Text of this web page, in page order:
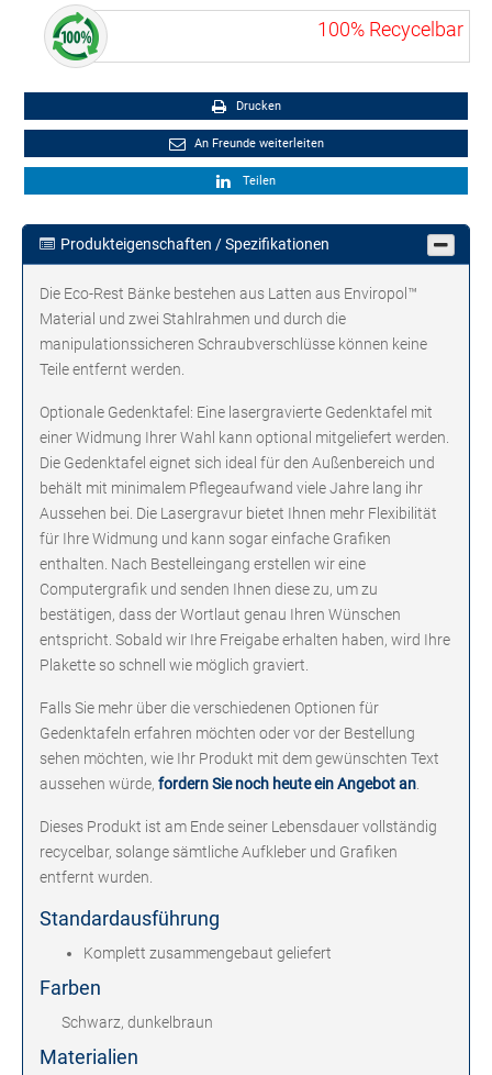
100% Recycelbar
Drucken
An Freunde weiterleiten
Teilen
Produkteigenschaften / Spezifikationen
Die Eco-Rest Bänke bestehen aus Latten aus Enviropol™
Material und zwei Stahlrahmen und durch die
manipulationssicheren Schraubverschlüsse können keine
Teile entfernt werden.
Optionale Gedenktafel: Eine lasergravierte Gedenktafel mit
einer Widmung Ihrer Wahl kann optional mitgeliefert werden.
Die Gedenktafel eignet sich ideal für den Außenbereich und
behält mit minimalem Pflegeaufwand viele Jahre lang ihr
Aussehen bei. Die Lasergravur bietet Ihnen mehr Flexibilität
für Ihre Widmung und kann sogar einfache Grafiken
enthalten. Nach Bestelleingang erstellen wir eine
Computergrafik und senden Ihnen diese zu, um zu
bestätigen, dass der Wortlaut genau Ihren Wünschen
entspricht. Sobald wir Ihre Freigabe erhalten haben, wird Ihre
Plakette so schnell wie möglich graviert.
Falls Sie mehr über die verschiedenen Optionen für
Gedenktafeln erfahren möchten oder vor der Bestellung
sehen möchten, wie Ihr Produkt mit dem gewünschten Text
aussehen würde, fordern Sie noch heute ein Angebot an.
Dieses Produkt ist am Ende seiner Lebensdauer vollständig
recycelbar, solange sämtliche Aufkleber und Grafiken
entfernt wurden.
Standardausführung
Komplett zusammengebaut geliefert
Farben
Schwarz, dunkelbraun
Materialien